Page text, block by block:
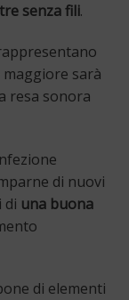
senza fili.
sarà
resa sonora
di nuovi
di una buona
di elementi